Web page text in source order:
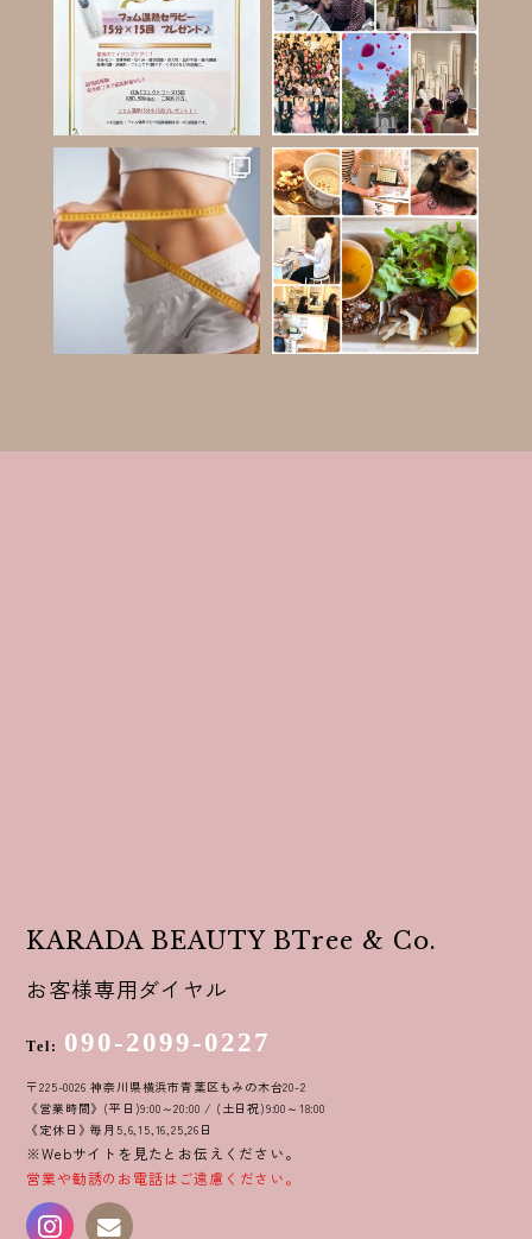
KARADA BEAUTY BTree & Co.
お客様専用ダイヤル
Tel: 090-2099-0227
〒225-0026 神奈川県横浜市青葉区もみの木台20-2
《営業時間》(平日)9:00～20:00 / (土日祝)9:00～18:00
《定休日》毎月5,6,15,16,25,26日
※Webサイトを見たとお伝えください。
営業や勧誘のお電話はご遠慮ください。